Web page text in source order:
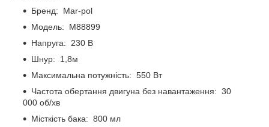
Бренд: Mar-pol
Модель: M88899
Напруга: 230 В
Шнур: 1,8м
Максимальна потужність: 550 Вт
Частота обертання двигуна без навантаження: 30
000 об/хв
Місткість бака: 800 мл